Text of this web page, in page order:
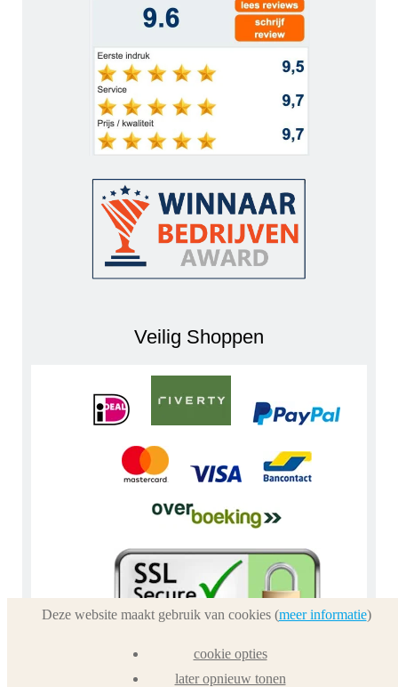
Veilig Shoppen
Deze website maakt gebruik van cookies (meer informatie)
cookie opties
later opnieuw tonen